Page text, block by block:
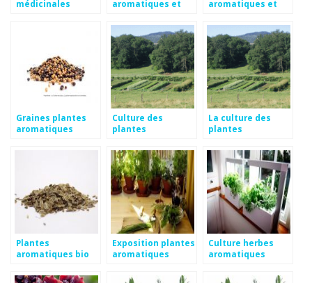
médicinales
aromatiques et
aromatiques et
Graines plantes
aromatiques
Culture des
plantes
médicinales
La culture des
plantes
médicinales en bio
Plantes
aromatiques bio
Exposition plantes
aromatiques
Culture herbes
aromatiques